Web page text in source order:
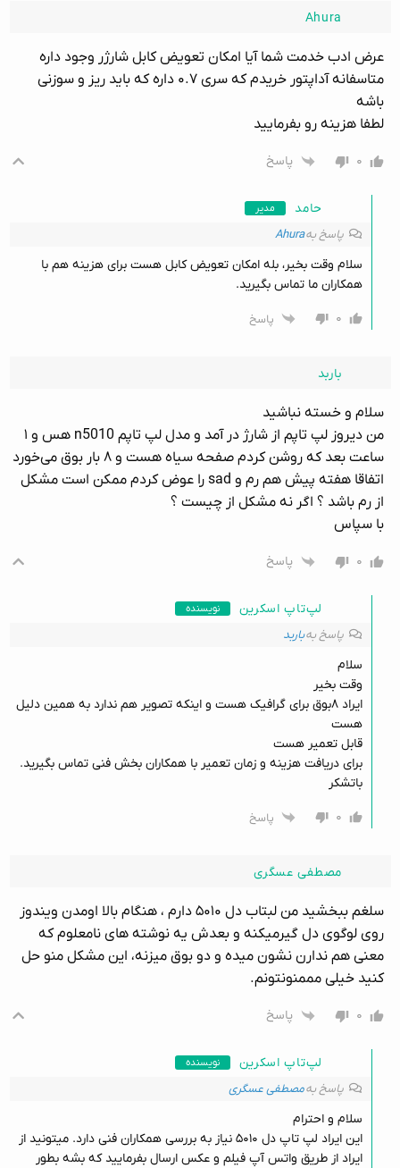
Ahura
عرض ادب خدمت شما آیا امکان تعویض کابل شارژر وجود داره
متاسفانه آداپتور خریدم که سری ۰.۷ داره که باید ریز و سوزنی
باشه
لطفا هزینه رو بفرمایید
۰ پاسخ
حامد مدیر
پاسخ بهAhura
سلام وقت بخیر، بله امکان تعویض کابل هست برای هزینه هم با
همکاران ما تماس بگیرید.
۰
پاسخ
باربد
سلام و خسته نباشید
من دیروز لپ تاپم از شارژ در آمد و مدل لپ تاپم n5010 هس و ۱
ساعت بعد که روشن کردم صفحه سیاه هست و ۸ بار بوق می‌خورد
اتفاقا هفته پیش هم رم و sad را عوض کردم ممکن است مشکل
از رم باشد ؟ اگر نه مشکل از چیست ؟
با سپاس
۰ پاسخ
لپ‌تاپ اسکرین نویسنده
پاسخ بهباربد
سلام
وقت بخیر
ایراد ۸بوق برای گرافیک هست و اینکه تصویر هم ندارد به همین دلیل
هست
قابل تعمیر هست
برای دریافت هزینه و زمان تعمیر با همکاران بخش فنی تماس بگیرید.
باتشکر
۰
پاسخ
مصطفی عسگری
سلغم ببخشید من لبتاب دل ۵۰۱۰ دارم ، هنگام بالا اومدن ویندوز
روی لوگوی دل گیرمیکنه و بعدش یه نوشته های نامعلوم که
معنی هم ندارن نشون میده و دو بوق میزنه، این مشکل منو حل
کنید خیلی مممنونتونم.
۰ پاسخ
لپ‌تاپ اسکرین نویسنده
پاسخ بهمصطفی عسگری
سلام و احترام
این ایراد لپ تاپ دل ۵۰۱۰ نیاز به بررسی همکاران فنی دارد. میتونید از
ایراد از طریق واتس آپ فیلم و عکس ارسال بفرمایید که بشه بطور